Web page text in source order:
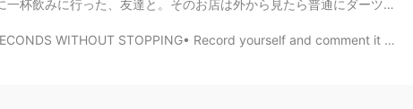
ら見たら普通にダーツなどできそうなだったんたけど、一回入ってみたら"店員さんめちゃくちゃ話してくれるやん、しかもか...
WITHOUT STOPPING• Record yourself and comment it down. ...